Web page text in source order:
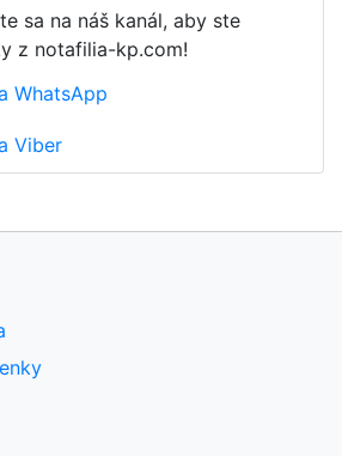
sa na náš kanál, aby ste
z notafilia-kp.com!
WhatsApp
Viber